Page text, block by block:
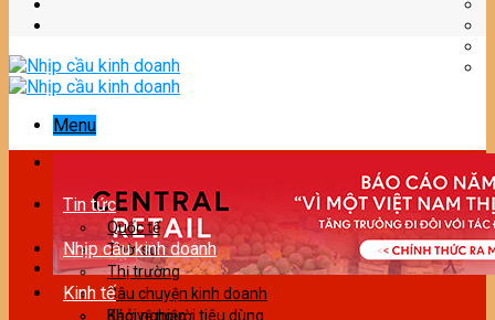
Menu
Tin tức
Quốc tế
Thời sự
Nhịp cầu kinh doanh
Thị trường
Câu chuyện kinh doanh
Bảo vệ người tiêu dùng
Kinh tế
Khởi nghiệp